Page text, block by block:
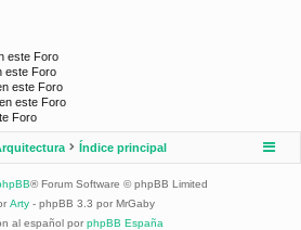
este Foro
este Foro
este Foro
este Foro
Foro
Índice principal
® Forum Software © phpBB Limited
Arty - phpBB 3.3 por MrGaby
al español por phpBB España